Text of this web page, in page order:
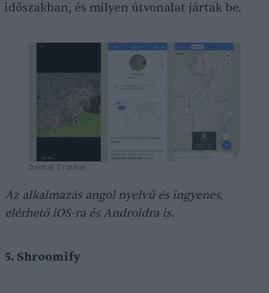
időszakban, és milyen útvonalat jártak be.
Animal Tracker
Az alkalmazás angol nyelvű és ingyenes,
elérhető iOS-ra és Androidra is.
5. Shroomify